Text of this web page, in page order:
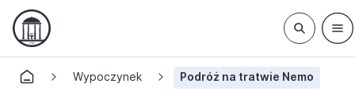
Wypoczynek Podróż na tratwie Nemo